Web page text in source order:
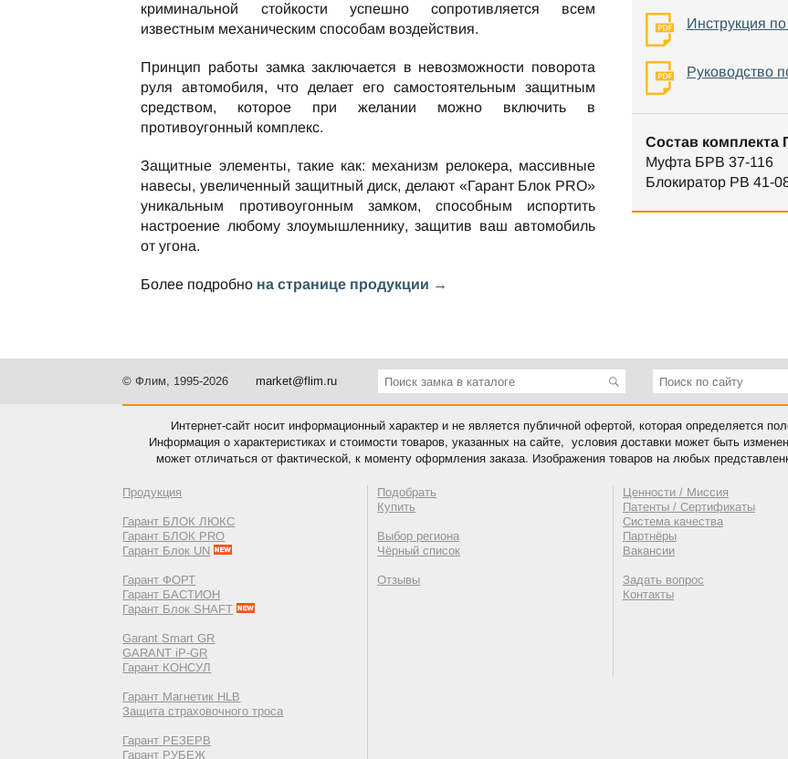
криминальной стойкости успешно сопротивляется всем
известным механическим способам воздействия.
Принцип работы замка заключается в невозможности поворота
руля автомобиля, что делает его самостоятельным защитным
средством, которое при желании можно включить в
противоугонный комплекс.
Защитные элементы, такие как: механизм релокера, массивные
навесы, увеличенный защитный диск, делают «Гарант Блок PRO»
уникальным противоугонным замком, способным испортить
настроение любому злоумышленнику, защитив ваш автомобиль
от угона.
Более подробно на странице продукции →
Инструкция
Руководство
Состав комплекта
Муфта БРВ 37-116
Блокиратор РВ 41-
© Флим, 1995-2026 market@flim.ru
Интернет-сайт носит информационный характер и не является публичной офертой, которая определяется
Информация о характеристиках и стоимости товаров, указанных на сайте, условия доставки может быть
может отличаться от фактической, к моменту оформления заказа. Изображения товаров на любых
Продукция
Гарант БЛОК ЛЮКС
Гарант БЛОК PRO
Гарант Блок UN
Гарант ФОРТ
Гарант БАСТИОН
Гарант Блок SHAFT
Garant Smart GR
GARANT iP-GR
Гарант КОНСУЛ
Гарант Магнетик HLB
Защита страховочного троса
Гарант РЕЗЕРВ
Гарант РУБЕЖ
Подобрать
Купить
Выбор региона
Чёрный список
Отзывы
Ценности / Миссия
Патенты / Сертификаты
Система качества
Партнёры
Вакансии
Задать вопрос
Контакты